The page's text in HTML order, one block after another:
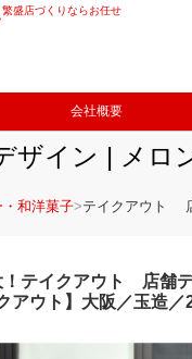
盛店づくりならお任せ
会社概要
イン | メロ
和洋菓子 テイクアウト
！テイクアウト 店舗
アウト】大阪／玉造